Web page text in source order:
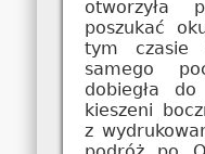
otworzyła
poszukać
tym czasie
samego
dobiegła
kieszeni
z